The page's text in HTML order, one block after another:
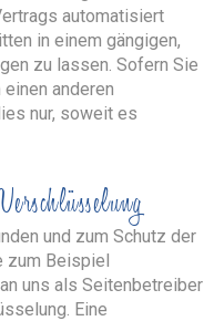
automatisiert
in einem gängigen,
zu lassen. Sofern Sie
anderen
nur, soweit es
und zum Schutz der
zum Beispiel
uns als Seitenbetreiber
Eine